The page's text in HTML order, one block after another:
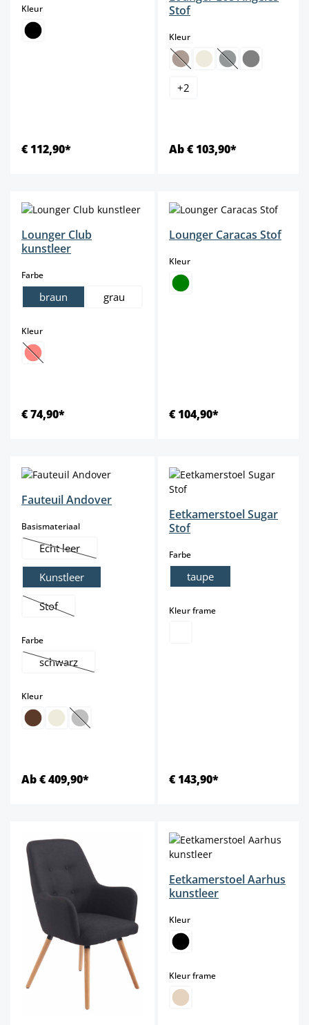
Kleurselect
€ 112,90*
Stof
Kleurselect
(Deze optie is momenteel niet
(Deze optie is
+2
Ab € 103,90*
Lounger Club
kunstleer
Farbeselect
braun grau
Kleurselect
(Deze optie is momenteel niet beschikbaar.)
€ 74,90*
Lounger Caracas Stof
Kleurselect
€ 104,90*
Fauteuil Andover
Basismateriaalselect
Echt leer
(Deze optie is momenteel niet beschikbaar.)
Kunstleer
Stof
(Deze optie is momenteel niet beschikbaar.)
Farbeselect
schwarz
(Deze optie is momenteel niet beschikbaar.)
Kleurselect
(Deze optie is momenteel niet beschikbaar.)
Ab € 409,90*
Eetkamerstoel Sugar
Stof
Farbeselect
taupe
Kleur frameselect
€ 143,90*
Eetkamerstoel Aarhus
kunstleer
Kleurselect
Kleur frameselect